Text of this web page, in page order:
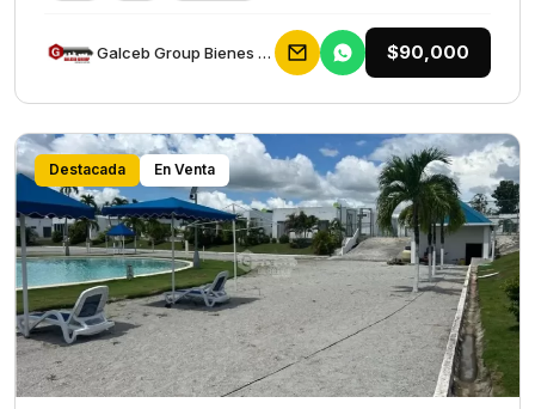
Galceb Group Bienes Raices $90,000
Destacada En Venta